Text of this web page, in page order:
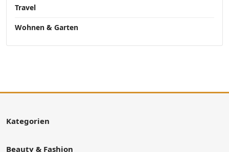
Travel
Wohnen & Garten
Kategorien
Beauty & Fashion